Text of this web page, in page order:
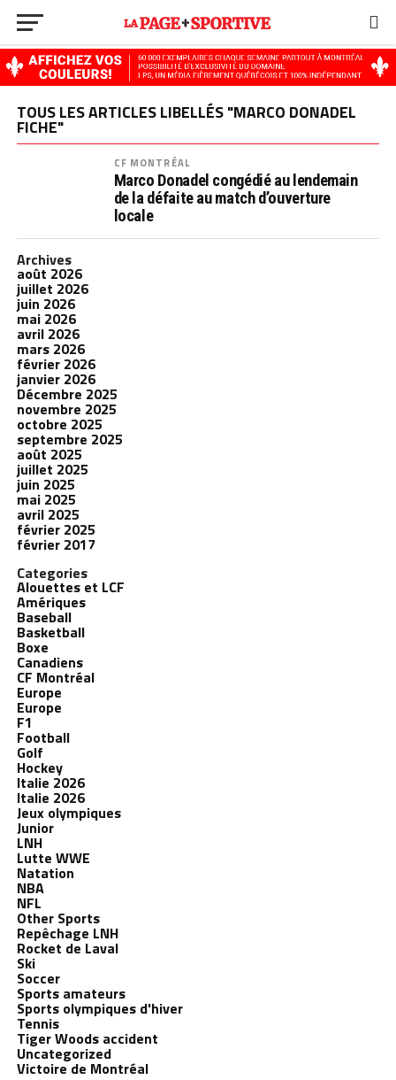
TOUS LES ARTICLES LIBELLÉS "MARCO DONADEL
FICHE"
CF MONTRÉAL
Marco Donadel congédié au lendemain
de la défaite au match d’ouverture
locale
Archives
août 2026
juillet 2026
juin 2026
mai 2026
avril 2026
mars 2026
février 2026
janvier 2026
Décembre 2025
novembre 2025
octobre 2025
septembre 2025
août 2025
juillet 2025
juin 2025
mai 2025
avril 2025
février 2025
février 2017
Categories
Alouettes et LCF
Amériques
Baseball
Basketball
Boxe
Canadiens
CF Montréal
Europe
Europe
F1
Football
Golf
Hockey
Italie 2026
Italie 2026
Jeux olympiques
Junior
LNH
Lutte WWE
Natation
NBA
NFL
Other Sports
Repêchage LNH
Rocket de Laval
Ski
Soccer
Sports amateurs
Sports olympiques d'hiver
Tennis
Tiger Woods accident
Uncategorized
Victoire de Montréal